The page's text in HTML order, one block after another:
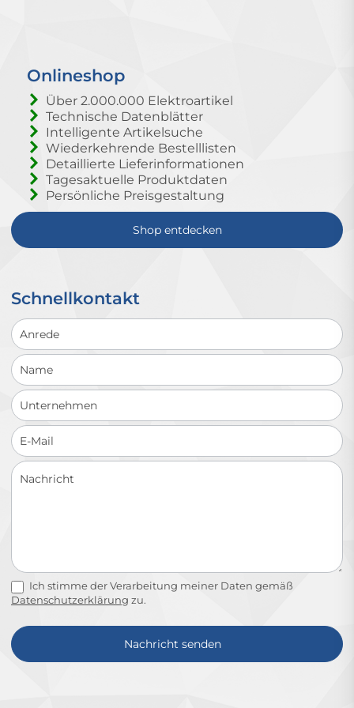
Onlineshop
Über 2.000.000 Elektroartikel
Technische Datenblätter
Intelligente Artikelsuche
Wiederkehrende Bestelllisten
Detaillierte Lieferinformationen
Tagesaktuelle Produktdaten
Persönliche Preisgestaltung
Shop entdecken
Schnellkontakt
Schnellkontakt
Ich stimme der Verarbeitung meiner Daten gemäß
Datenschutzerklärung zu.
Nachricht senden